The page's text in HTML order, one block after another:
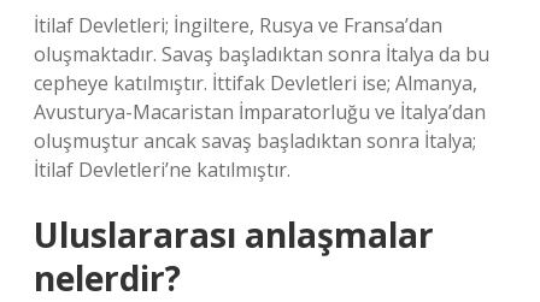
İtilaf Devletleri; İngiltere, Rusya ve Fransa’dan
oluşmaktadır. Savaş başladıktan sonra İtalya da bu
cepheye katılmıştır. İttifak Devletleri ise; Almanya,
Avusturya-Macaristan İmparatorluğu ve İtalya’dan
oluşmuştur ancak savaş başladıktan sonra İtalya;
İtilaf Devletleri’ne katılmıştır.
Uluslararası anlaşmalar
nelerdir?